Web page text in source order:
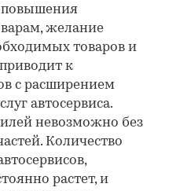
повышения
желание
товаров и
к
с расширением
автосервиса.
невозможно без
Количество
растет, и